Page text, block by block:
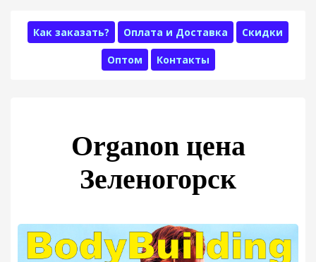
Как заказать? Оплата и Доставка Скидки
Оптом Контакты
Organon цена
Зеленогорск